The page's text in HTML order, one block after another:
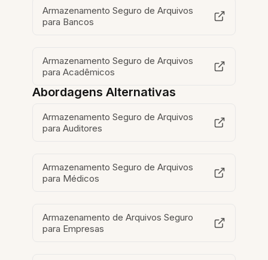
Armazenamento Seguro de Arquivos
para Bancos
Armazenamento Seguro de Arquivos
para Acadêmicos
Abordagens Alternativas
Armazenamento Seguro de Arquivos
para Auditores
Armazenamento Seguro de Arquivos
para Médicos
Armazenamento de Arquivos Seguro
para Empresas